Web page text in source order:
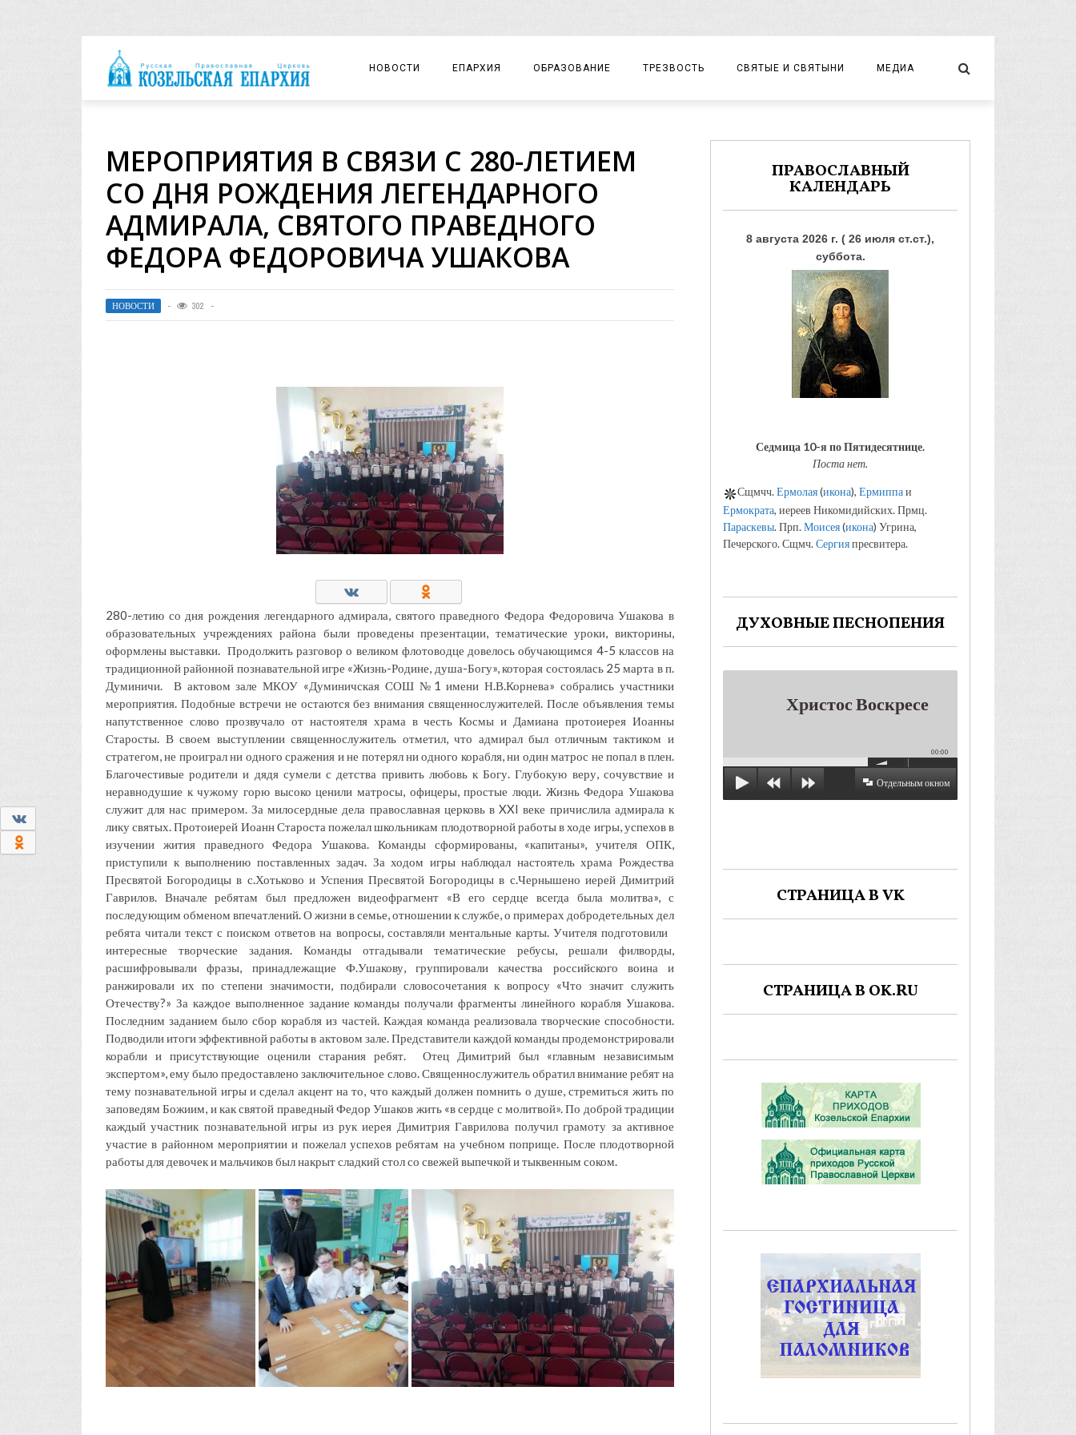
НОВОСТИ ЕПАРХИЯ
ЕПАРХИАЛЬНОЕ УПРАВЛЕНИЕ
ДОКУМЕНТЫ
ЕПАРХИАЛЬНЫЕ ОТДЕЛЫ
ДУХОВЕНСТВО
БЛАГОЧИНИЯ
ХРАМЫ И МОНАСТЫРИ
КОНТАКТЫ/РЕКВИЗИТЫ
ОБРАЗОВАНИЕ
ЦЕНТР «ВОЗРОЖДЕНИЕ»
ДЕТСКИЙ ТУРИЗМ
ТРЕЗВОСТЬ СВЯТЫЕ И СВЯТЫНИ МЕДИА
ФОТО
МЕРОПРИЯТИЯ В СВЯЗИ С 280-ЛЕТИЕМ
СО ДНЯ РОЖДЕНИЯ ЛЕГЕНДАРНОГО
АДМИРАЛА, СВЯТОГО ПРАВЕДНОГО
ФЕДОРА ФЕДОРОВИЧА УШАКОВА
НОВОСТИ 302
280-летию со дня рождения легендарного адмирала, святого праведного Федора Федоровича Ушакова в
образовательных учреждениях района были проведены презентации, тематические уроки, викторины,
оформлены выставки. Продолжить разговор о великом флотоводце довелось обучающимся 4-5 классов на
традиционной районной познавательной игре «Жизнь-Родине, душа-Богу», которая состоялась 25 марта в п.
Думиничи. В актовом зале МКОУ «Думиничская СОШ №1 имени Н.В.Корнева» собрались участники
мероприятия. Подобные встречи не остаются без внимания священнослужителей. После объявления темы
напутственное слово прозвучало от настоятеля храма в честь Космы и Дамиана протоиерея Иоанны
Старосты. В своем выступлении священнослужитель отметил, что адмирал был отличным тактиком и
стратегом, не проиграл ни одного сражения и не потерял ни одного корабля, ни один матрос не попал в плен.
Благочестивые родители и дядя сумели с детства привить любовь к Богу. Глубокую веру, сочувствие и
неравнодушие к чужому горю высоко ценили матросы, офицеры, простые люди. Жизнь Федора Ушакова
служит для нас примером. За милосердные дела православная церковь в XXI веке причислила адмирала к
лику святых. Протоиерей Иоанн Староста пожелал школьникам плодотворной работы в ходе игры, успехов в
изучении жития праведного Федора Ушакова. Команды сформированы, «капитаны», учителя ОПК,
приступили к выполнению поставленных задач. За ходом игры наблюдал настоятель храма Рождества
Пресвятой Богородицы в с.Хотьково и Успения Пресвятой Богородицы в с.Чернышено иерей Димитрий
Гаврилов. Вначале ребятам был предложен видеофрагмент «В его сердце всегда была молитва», с
последующим обменом впечатлений. О жизни в семье, отношении к службе, о примерах добродетельных дел
ребята читали текст с поиском ответов на вопросы, составляли ментальные карты. Учителя подготовили
интересные творческие задания. Команды отгадывали тематические ребусы, решали филворды,
расшифровывали фразы, принадлежащие Ф.Ушакову, группировали качества российского воина и
ранжировали их по степени значимости, подбирали словосочетания к вопросу «Что значит служить
Отечеству?» За каждое выполненное задание команды получали фрагменты линейного корабля Ушакова.
Последним заданием было сбор корабля из частей. Каждая команда реализовала творческие способности.
Подводили итоги эффективной работы в актовом зале. Представители каждой команды продемонстрировали
корабли и присутствующие оценили старания ребят. Отец Димитрий был «главным независимым
экспертом», ему было предоставлено заключительное слово. Священнослужитель обратил внимание ребят на
тему познавательной игры и сделал акцент на то, что каждый должен помнить о душе, стремиться жить по
заповедям Божиим, и как святой праведный Федор Ушаков жить «в сердце с молитвой». По доброй традиции
каждый участник познавательной игры из рук иерея Димитрия Гаврилова получил грамоту за активное
участие в районном мероприятии и пожелал успехов ребятам на учебном поприще. После плодотворной
работы для девочек и мальчиков был накрыт сладкий стол со свежей выпечкой и тыквенным соком.
ПРАВОСЛАВНЫЙ
КАЛЕНДАРЬ
8 августа 2026 г. ( 26 июля ст.ст.),
суббота.
Седмица 10-я по Пятидесятнице.
Поста нет.
Сщмчч.Ермолая(икона), Ермиппаи
Ермократа, иереев Никомидийских. Прмц.
Параскевы. Прп.Моисея(икона) Угрина,
Печерского. Сщмч.Сергияпресвитера.
ДУХОВНЫЕ ПЕСНОПЕНИЯ
Христос Воскресе
00:00
Отдельным окном
СТРАНИЦА В VK
СТРАНИЦА В OK.RU